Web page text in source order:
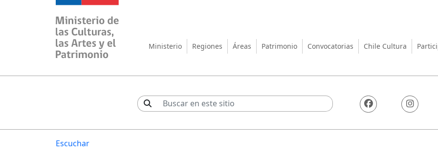
Ministerio de las Culturas, las Artes y el
Ministerio Regiones Áreas Patrimonio Convocatorias Chile Cultura
Escuchar